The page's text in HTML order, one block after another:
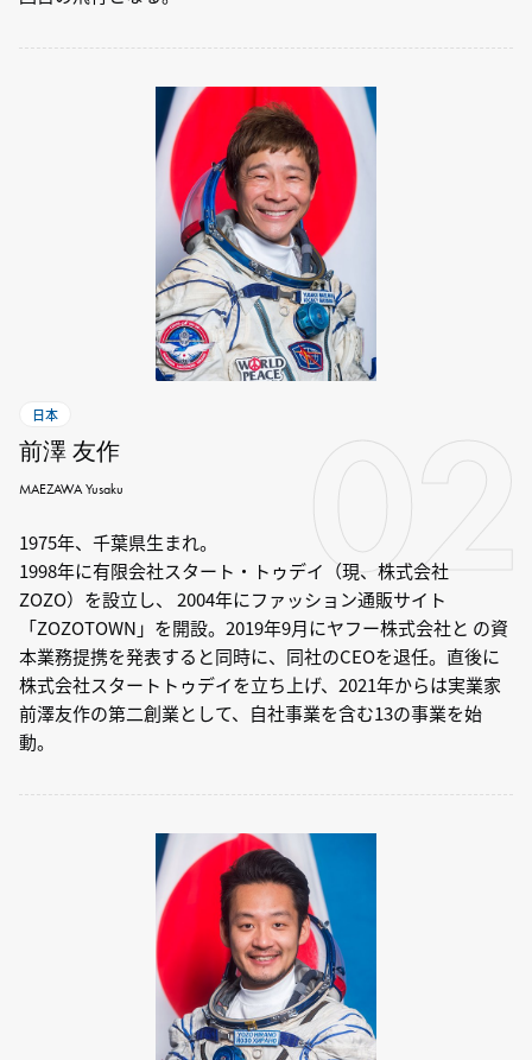
日本
前澤 友作
MAEZAWA Yusaku
1975年、千葉県⽣まれ。
1998年に有限会社スタート・トゥデイ（現、株式会社
ZOZO）を設⽴し、 2004年にファッション通販サイト
「ZOZOTOWN」を開設。2019年9⽉にヤフー株式会社と の資
本業務提携を発表すると同時に、同社のCEOを退任。直後に
株式会社スタートトゥデイを⽴ち上げ、2021年からは実業家
前澤友作の第⼆創業として、⾃社事業を含む13の事業を始
動。
02